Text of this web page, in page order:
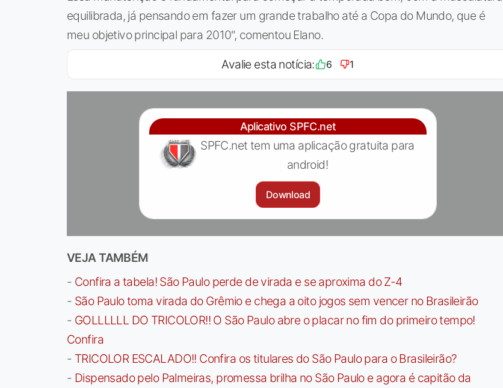
equilibrada, já pensando em fazer um grande trabalho até a Copa do Mundo, que é
meu objetivo principal para 2010", comentou Elano.
Avalie esta notícia: 6 1
Aplicativo SPFC.net
SPFC.net tem uma aplicação gratuita para
android!
Download
VEJA TAMBÉM
- Confira a tabela! São Paulo perde de virada e se aproxima do Z-4
- São Paulo toma virada do Grêmio e chega a oito jogos sem vencer no Brasileirão
- GOLLLLLL DO TRICOLOR!! O São Paulo abre o placar no fim do primeiro tempo!
Confira
- TRICOLOR ESCALADO!! Confira os titulares do São Paulo para o Brasileirão?
- Dispensado pelo Palmeiras, promessa brilha no São Paulo e agora é capitão da